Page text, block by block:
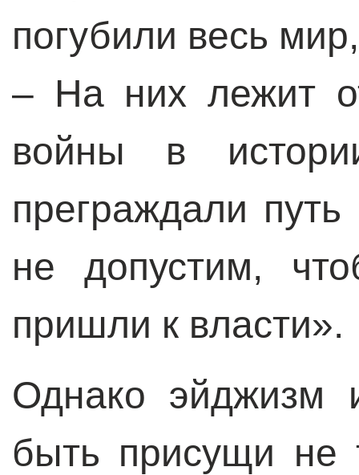
погубили весь
– На них лежит
войны в
преграждали
не допустим,
пришли к власти».
Однако эйджизм
быть присущи не